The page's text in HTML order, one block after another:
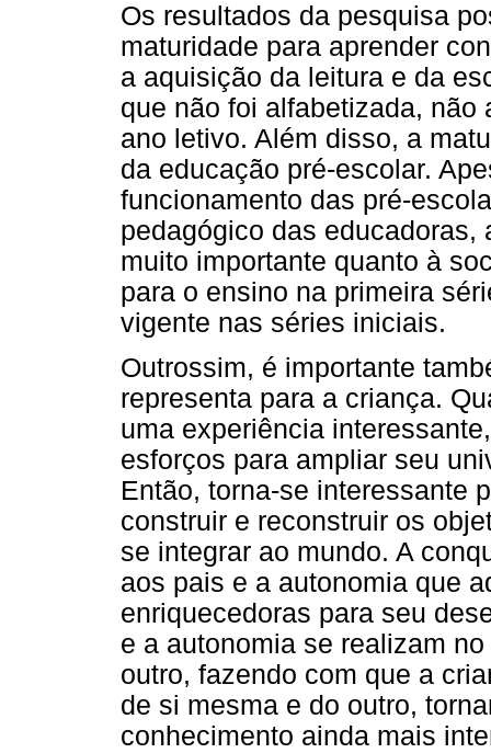
Os resultados da pesquisa
maturidade para aprender
a aquisição da leitura e da
que não foi alfabetizada,
ano letivo. Além disso, a
da educação pré-escolar.
funcionamento das pré-
pedagógico das educadoras,
muito importante quanto à
para o ensino na primeira
vigente nas séries iniciais.
Outrossim, é importante
representa para a criança.
uma experiência
esforços para ampliar seu
Então, torna-se interessante
construir e reconstruir os
se integrar ao mundo. A
aos pais e a autonomia que
enriquecedoras para seu
e a autonomia se realizam
outro, fazendo com que a
de si mesma e do outro,
conhecimento ainda mais